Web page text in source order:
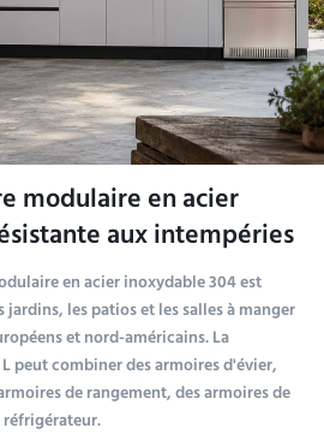
modulaire en acier
aux intempéries
en acier inoxydable 304 est
les patios et les salles à manger
et nord-américains. La
peut combiner des armoires d'évier,
de rangement, des armoires de